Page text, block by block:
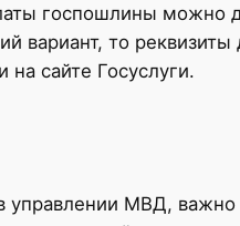
госпошлины
вариант, то
сайте Госуслуги.
МВД,